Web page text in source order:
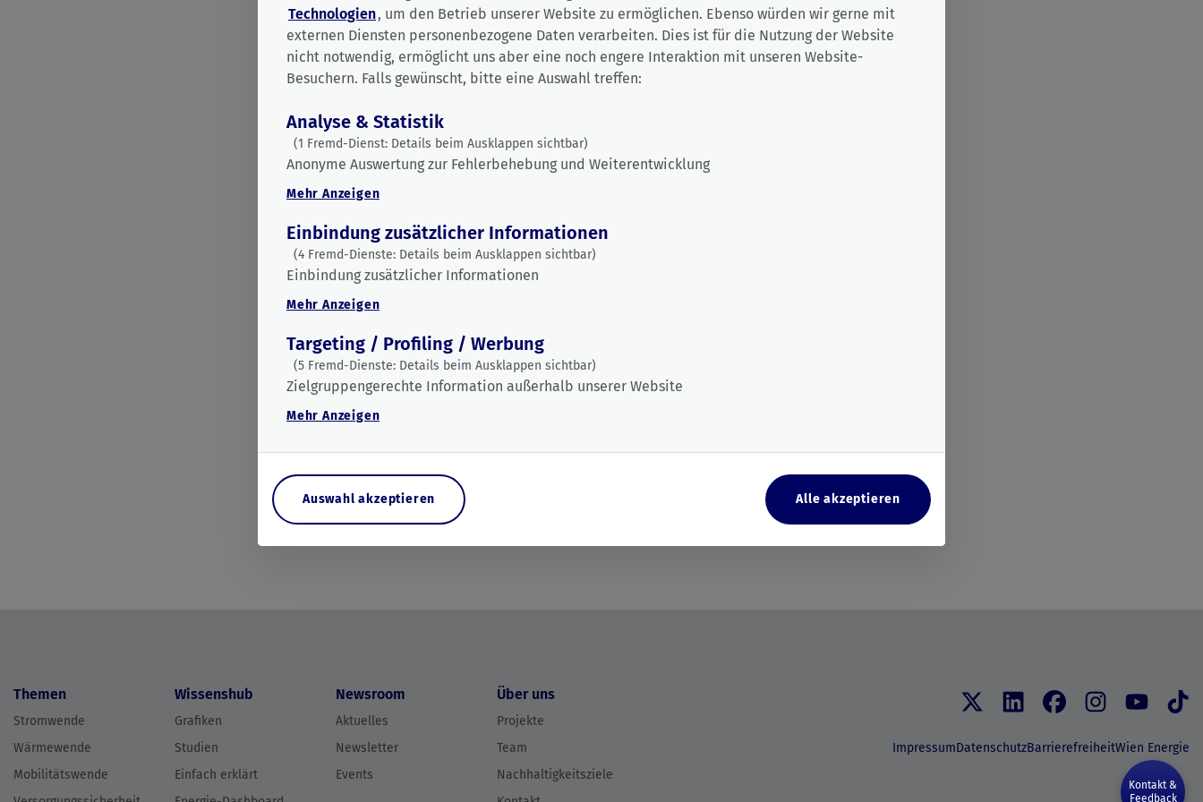
Kontakt &
Feedback
Infrastrukturen
Aktionsplan zur Bekämpfung der zunehmenden Drohnenbedrohung in der EU
vorgelegt. Besonders hervorzuheben ist, dass die Kommission ausdrücklich
anerkennt, wie stark Betreiber kritischer Infrastrukturen von dieser
Entwicklung betroffen sind. Sie greift damit zentrale Themen auf, die für die
bereits formulierten Anforderungen im Bereich Drohnen- und
Infrastruktursicherheit widerspiegeln.
Themen
Stromwende
Wärmewende
Mobilitätswende
Wissenshub
Grafiken
Studien
Einfach erklärt
Newsroom
Aktuelles
Newsletter
Events
Über uns
Projekte
Team
Nachhaltigkeitsziele
ImpressumDatenschutzBarrierefreiheitWien Energie
Technologien, um den Betrieb unserer Website zu ermöglichen. Ebenso würden wir gerne mit
externen Diensten personenbezogene Daten verarbeiten. Dies ist für die Nutzung der Website
nicht notwendig, ermöglicht uns aber eine noch engere Interaktion mit unseren Website-
Besuchern. Falls gewünscht, bitte eine Auswahl treffen:
Analyse & Statistik
(1 Fremd-Dienst: Details beim Ausklappen sichtbar)
Anonyme Auswertung zur Fehlerbehebung und Weiterentwicklung
Mehr Anzeigen
Einbindung zusätzlicher Informationen
(4 Fremd-Dienste: Details beim Ausklappen sichtbar)
Einbindung zusätzlicher Informationen
Mehr Anzeigen
Targeting / Profiling / Werbung
(5 Fremd-Dienste: Details beim Ausklappen sichtbar)
Zielgruppengerechte Information außerhalb unserer Website
Mehr Anzeigen
Auswahl akzeptieren Alle akzeptieren